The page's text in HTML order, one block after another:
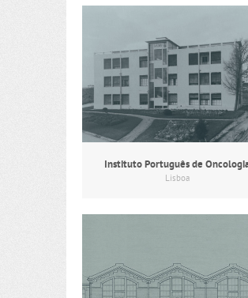
Instituto Português de
Lisboa